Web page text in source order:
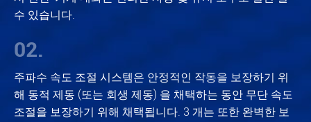
수 있습니다.
02.
주파수 속도 조절 시스템은 안정적인 작동을 보장하기 위
해 동적 제동 (또는 회생 제동) 을 채택하는 동안 무단 속도
조절을 보장하기 위해 채택됩니다. 3 개는 또한 완벽한 보